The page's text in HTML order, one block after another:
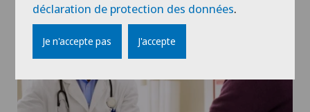
Déployer des offres de santé, de prévention
et d’accompagnement tout au long de la vie
Offrir des prestations de soins adaptées, de
durées axées sur le besoin du patient.
déclaration de protection des données.
Je n'accepte pas J'accepte